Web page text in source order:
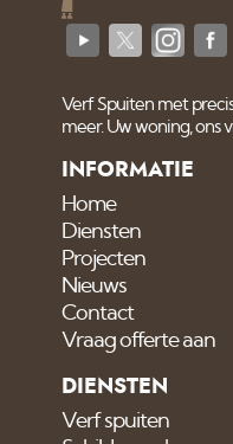
Verf Spuiten met
meer. Uw woning, ons
INFORMATIE
Home
Diensten
Projecten
Nieuws
Contact
Vraag offerte aan
DIENSTEN
Verf spuiten